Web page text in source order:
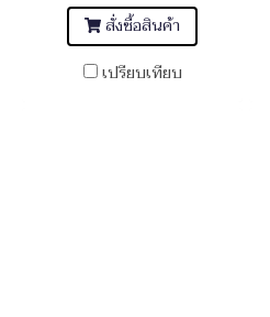
สั่งซื้อสินค้า
เปรียบเทียบ